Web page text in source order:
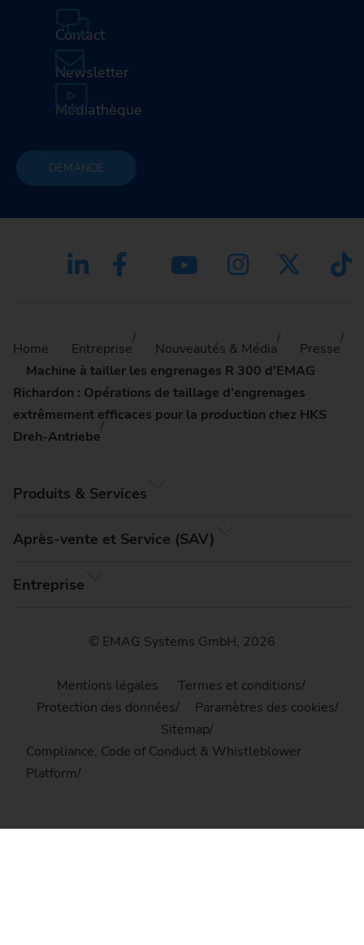
Contact
Newsletter
Médiathèque
DEMANDE
Home Entreprise Nouveautés & Média
Presse
Machine à tailler les engrenages R 300 d'EMAG
Richardon : Opérations de taillage d'engrenages
extrêmement efficaces pour la production chez HKS
Dreh-Antriebe
Produits & Services
Après-vente et Service (SAV)
Entreprise
© EMAG Systems GmbH, 2026
Mentions légales
Termes et conditions
Protection des données
Paramètres des cookies
Sitemap
Compliance, Code of Conduct & Whistleblower
Platform